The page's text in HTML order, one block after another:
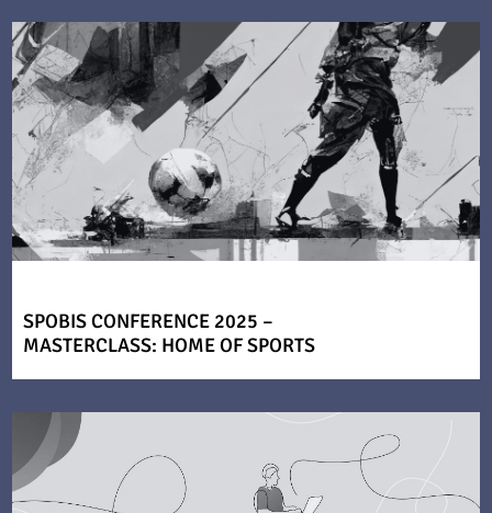
SPOBIS CONFERENCE 2025 –
MASTERCLASS: HOME OF SPORTS